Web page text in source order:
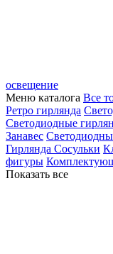
освещение
Меню каталога Все
Ретро гирлянда
Светодиодные
Занавес
Гирлянда Сосульки
фигуры
Показать все